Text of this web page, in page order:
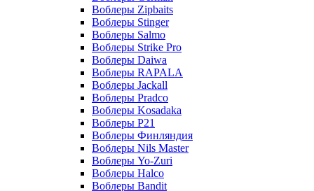
Воблеры Zipbaits
Воблеры Stinger
Воблеры Salmo
Воблеры Strike Pro
Воблеры Daiwa
Воблеры RAPALA
Воблеры Jackall
Воблеры Pradco
Воблеры Kosadaka
Воблеры P21
Воблеры Финляндия
Воблеры Nils Master
Воблеры Yo-Zuri
Воблеры Halco
Воблеры Bandit